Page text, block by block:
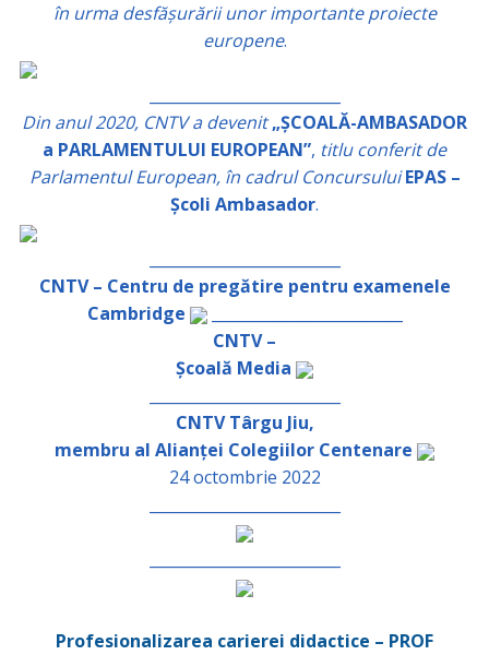
în urma desfășurării unor importante proiecte
europene.
Din anul 2020, CNTV a devenit „ȘCOALĂ-AMBASADOR
a PARLAMENTULUI EUROPEAN”, titlu conferit de
Parlamentul European, în cadrul Concursului EPAS –
Școli Ambasador.
CNTV – Centru de pregătire pentru examenele
Cambridge
_________________________
CNTV –
Școală Media
CNTV Târgu Jiu,
membru al Alianței Colegiilor Centenare
24 octombrie 2022
Profesionalizarea carierei didactice – PROF